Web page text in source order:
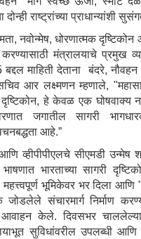
राष्ट्रांच्या प्राधान्यांशी
नवोन्मेष, धोरणात्मक
करण्यासाठी मंत्रालयाचे प्रमुख
माहिती देताना बंदरे,
आर लक्ष्मणन म्हणाले,
हे केवळ एक घोषवाक्य
जगातील सागरी
आहे.”
व्हीपीपीएलचे सीएमडी उन्मेष
भारताच्या सागरी
महत्त्वपूर्ण भूमिकेवर भर दिला
संचारमार्ग निर्माण
आवाहन केले. दिवसभर
सुविधांवरील उपलब्धी आणि